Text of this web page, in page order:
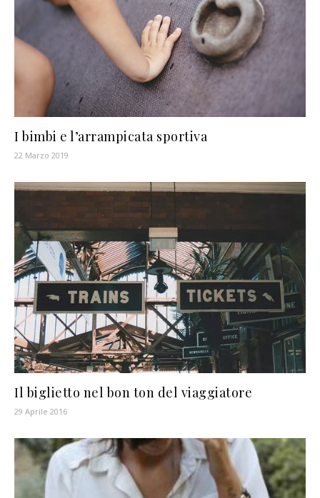
I bimbi e l’arrampicata sportiva
22 Marzo 2019
Il biglietto nel bon ton del viaggiatore
29 Aprile 2016